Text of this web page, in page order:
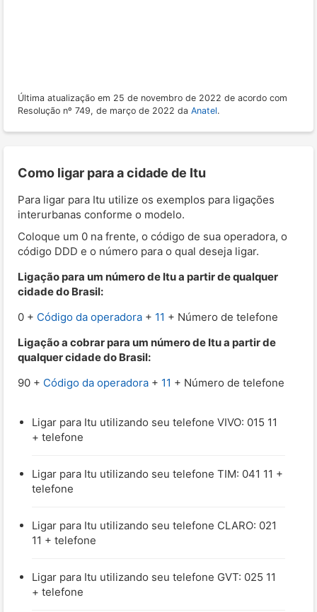
Última atualização em 25 de novembro de 2022 de acordo com
Resolução nº 749, de março de 2022 da Anatel.
Como ligar para a cidade de Itu
Para ligar para Itu utilize os exemplos para ligações
interurbanas conforme o modelo.
Coloque um 0 na frente, o código de sua operadora, o
código DDD e o número para o qual deseja ligar.
Ligação para um número de Itu a partir de qualquer
cidade do Brasil:
0 + Código da operadora + 11 + Número de telefone
Ligação a cobrar para um número de Itu a partir de
qualquer cidade do Brasil:
90 + Código da operadora + 11 + Número de telefone
Ligar para Itu utilizando seu telefone VIVO: 015 11
+ telefone
Ligar para Itu utilizando seu telefone TIM: 041 11 +
telefone
Ligar para Itu utilizando seu telefone CLARO: 021
11 + telefone
Ligar para Itu utilizando seu telefone GVT: 025 11
+ telefone